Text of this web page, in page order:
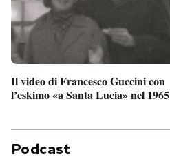
Il video di Francesco Guccini con
l’eskimo «a Santa Lucia» nel 1965
Podcast